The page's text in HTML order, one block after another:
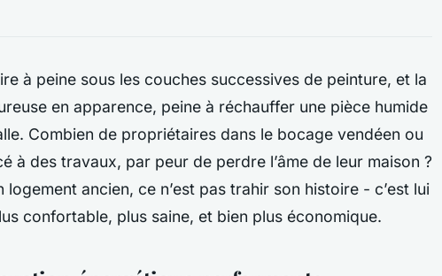
à peine sous les couches successives de peinture, et la
en apparence, peine à réchauffer une pièce humide
Combien de propriétaires dans le bocage vendéen ou
à des travaux, par peur de perdre l’âme de leur maison ?
ancien, ce n’est pas trahir son histoire - c’est lui
confortable, plus saine, et bien plus économique.